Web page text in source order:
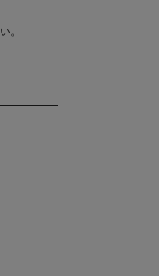
。